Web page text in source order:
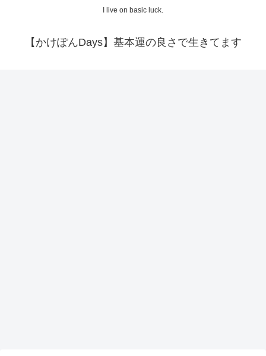
I live on basic luck.
【かけぽんDays】基本運の良さで生きてます